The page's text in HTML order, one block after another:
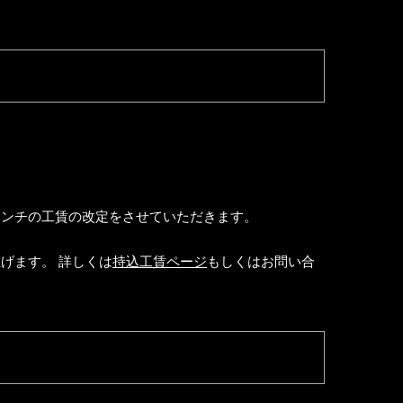
チの工賃の改定をさせていただきます。
ます。 詳しくは持込工賃ページもしくはお問い合